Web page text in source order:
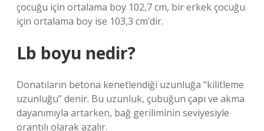
çocuğu için ortalama boy 102,7 cm, bir erkek çocuğu
için ortalama boy ise 103,3 cm’dir.
Lb boyu nedir?
Donatıların betona kenetlendiği uzunluğa “kilitleme
uzunluğu” denir. Bu uzunluk, çubuğun çapı ve akma
dayanımıyla artarken, bağ geriliminin seviyesiyle
orantılı olarak azalır.